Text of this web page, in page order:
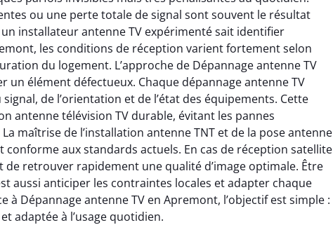
ou une perte totale de signal sont souvent le résultat
installateur antenne TV expérimenté sait identifier
les conditions de réception varient fortement selon
du logement. L’approche de Dépannage antenne TV
un élément défectueux. Chaque dépannage antenne TV
de l’orientation et de l’état des équipements. Cette
antenne télévision TV durable, évitant les pannes
maîtrise de l’installation antenne TNT et de la pose antenne
aux standards actuels. En cas de réception satellite
retrouver rapidement une qualité d’image optimale. Être
aussi anticiper les contraintes locales et adapter chaque
Dépannage antenne TV en Apremont, l’objectif est simple :
adaptée à l’usage quotidien.